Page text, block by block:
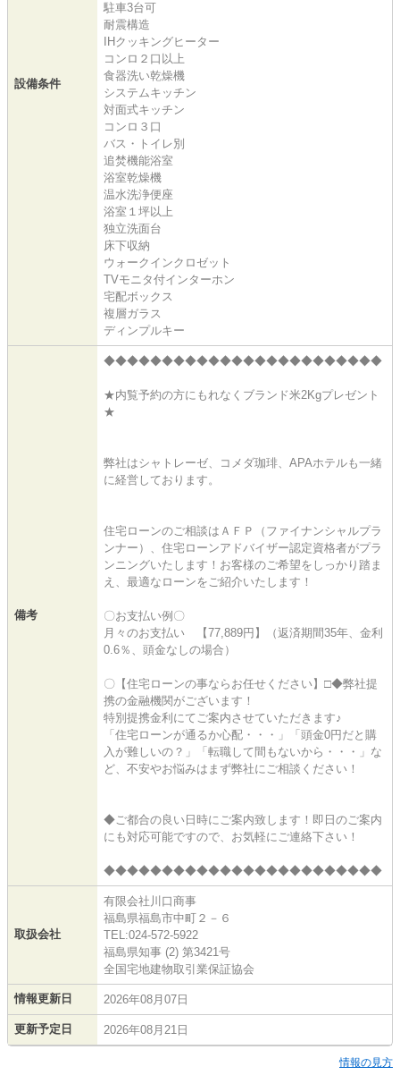
設備条件
駐車3台可
耐震構造
IHクッキングヒーター
コンロ２口以上
食器洗い乾燥機
システムキッチン
対面式キッチン
コンロ３口
バス・トイレ別
追焚機能浴室
浴室乾燥機
温水洗浄便座
浴室１坪以上
独立洗面台
床下収納
ウォークインクロゼット
TVモニタ付インターホン
宅配ボックス
複層ガラス
ディンプルキー
備考
◆◆◆◆◆◆◆◆◆◆◆◆◆◆◆◆◆◆◆◆◆◆◆◆
★内覧予約の方にもれなくブランド米2Kgプレゼント
★
弊社はシャトレーゼ、コメダ珈琲、APAホテルも一緒
に経営しております。
住宅ローンのご相談はＡＦＰ（ファイナンシャルプラ
ンナー）、住宅ローンアドバイザー認定資格者がプラ
ンニングいたします！お客様のご希望をしっかり踏ま
え、最適なローンをご紹介いたします！
〇お支払い例〇
月々のお支払い 【77,889円】（返済期間35年、金利
0.6％、頭金なしの場合）
〇【住宅ローンの事ならお任せください】□◆弊社提
携の金融機関がございます！
特別提携金利にてご案内させていただきます♪
「住宅ローンが通るか心配・・・」「頭金0円だと購
入が難しいの？」「転職して間もないから・・・」な
ど、不安やお悩みはまず弊社にご相談ください！
◆ご都合の良い日時にご案内致します！即日のご案内
にも対応可能ですので、お気軽にご連絡下さい！
◆◆◆◆◆◆◆◆◆◆◆◆◆◆◆◆◆◆◆◆◆◆◆◆
取扱会社
有限会社川口商事
福島県福島市中町２－６
TEL:024-572-5922
福島県知事 (2) 第3421号
全国宅地建物取引業保証協会
情報更新日 2026年08月07日
更新予定日 2026年08月21日
情報の見方